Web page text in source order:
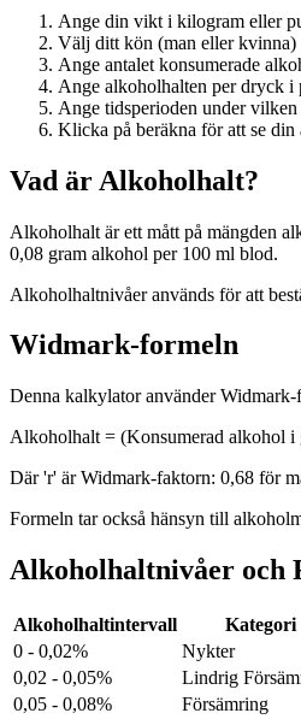
Ange din vikt i kilogram eller
Välj ditt kön (man eller kvinna)
Ange antalet konsumerade
Ange alkoholhalten per dryck i
Ange tidsperioden under
Klicka på beräkna för att se
Vad är Alkoholhalt?
Alkoholhalt är ett mått på mängden
0,08 gram alkohol per 100 ml blod.
Alkoholhaltnivåer används för att
Widmark-formeln
Denna kalkylator använder
Alkoholhalt = (Konsumerad alkohol
Där 'r' är Widmark-faktorn: 0,68 för
Formeln tar också hänsyn till
Alkoholhaltnivåer och
Alkoholhaltintervall Kategori
0 - 0,02%
Nykter
0,02 - 0,05%
Lindrig
0,05 - 0,08%
Försämring